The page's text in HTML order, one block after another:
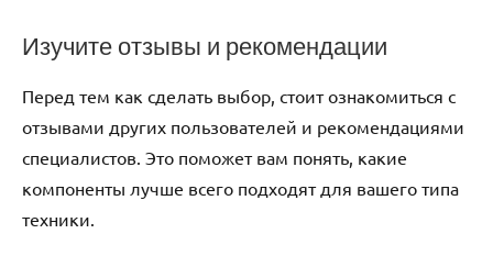
Изучите отзывы и рекомендации
Перед тем как сделать выбор, стоит ознакомиться с
отзывами других пользователей и рекомендациями
специалистов. Это поможет вам понять, какие
компоненты лучше всего подходят для вашего типа
техники.